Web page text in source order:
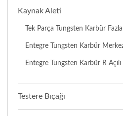
Kaynak Aleti
Tek Parça Tungsten Karbür
Entegre Tungsten Karbür
Entegre Tungsten Karbür R
Testere Bıçağı